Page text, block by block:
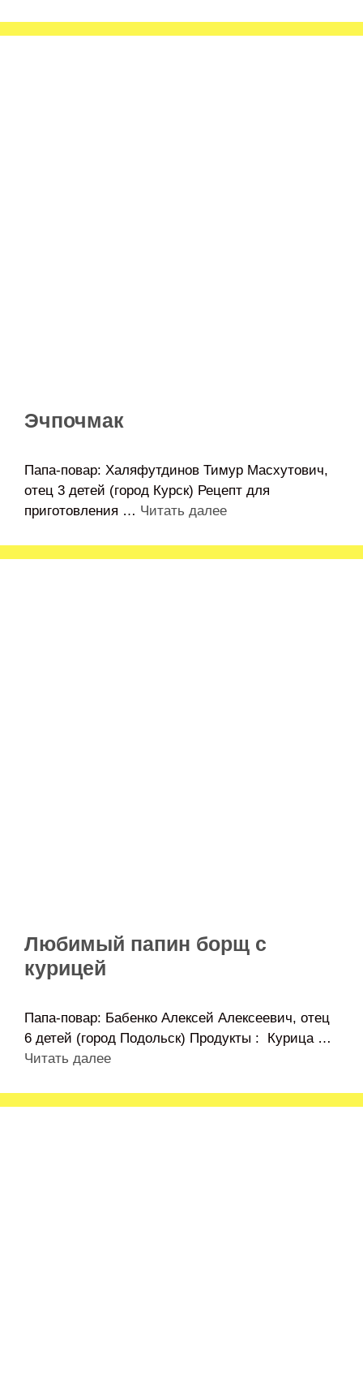
Эчпочмак
Папа-повар: Халяфутдинов Тимур Масхутович,
отец 3 детей (город Курск) Рецепт для
приготовления … Читать далее
Любимый папин борщ с
курицей
Папа-повар: Бабенко Алексей Алексеевич, отец
6 детей (город Подольск) Продукты : Курица …
Читать далее